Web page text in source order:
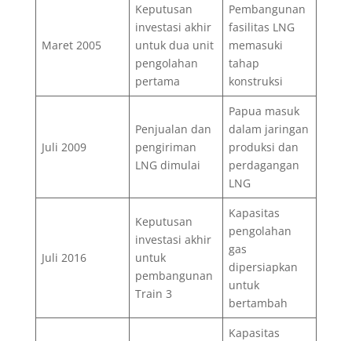
Maret 2005
Keputusan
investasi akhir
untuk dua unit
pengolahan
pertama
Pembangunan
fasilitas LNG
memasuki
tahap
konstruksi
Juli 2009
Penjualan dan
pengiriman
LNG dimulai
Papua masuk
dalam jaringan
produksi dan
perdagangan
LNG
Juli 2016
Keputusan
investasi akhir
untuk
pembangunan
Train 3
Kapasitas
pengolahan
gas
dipersiapkan
untuk
bertambah
Kapasitas